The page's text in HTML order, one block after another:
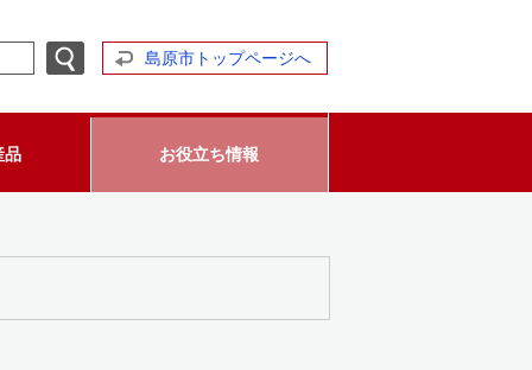
島原市トップページへ
品 お役立ち情報